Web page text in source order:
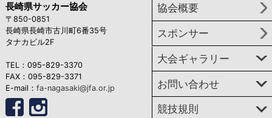
長崎県サッカー協会
〒850-0851
長崎県長崎市古川町6番35号
タナカビル2F
TEL：095-829-3370
FAX：095-829-3371
E-mail： fa-nagasaki@jfa.or.jp
協会概要
スポンサー
大会ギャラリー
お問い合わせ
競技規則